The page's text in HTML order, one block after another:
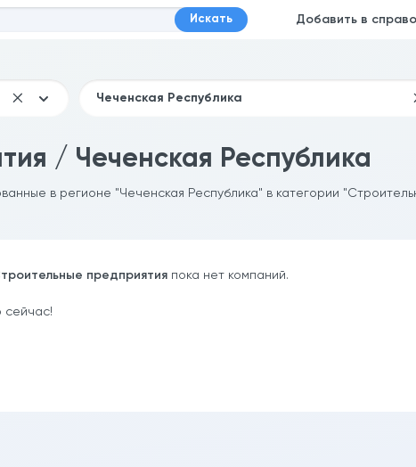
Искать Добавить в
/ Чеченская Республика
в регионе "Чеченская Республика" в категории
предприятия пока нет компаний.
сейчас!